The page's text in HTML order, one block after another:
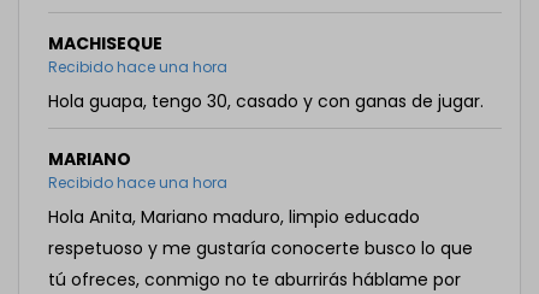
MACHISEQUE
Recibido hace una hora
Hola guapa, tengo 30, casado y con ganas de jugar.
MARIANO
Recibido hace una hora
Hola Anita, Mariano maduro, limpio educado
respetuoso y me gustaría conocerte busco lo que
tú ofreces, conmigo no te aburrirás háblame por